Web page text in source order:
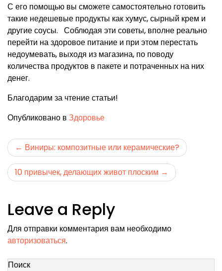
С его помощью вы сможете самостоятельно готовить
такие недешевые продукты как хумус, сырный крем и
другие соусы. Соблюдая эти советы, вполне реально
перейти на здоровое питание и при этом перестать
недоумевать, выходя из магазина, по поводу
количества продуктов в пакете и потраченных на них
денег.
Благодарим за чтение статьи!
Опубликовано в Здоровье
Навигация
по
записям
Виниры: композитные или керамические?
10 привычек, делающих живот плоским
Leave a Reply
Для отправки комментария вам необходимо
авторизоваться.
Поиск